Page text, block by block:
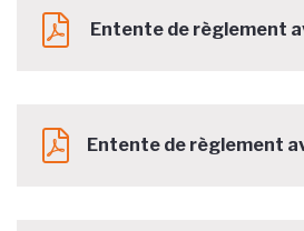
Entente de règlement
Entente de règlement